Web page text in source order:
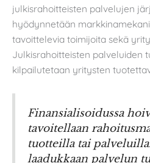
julkisrahoitteisten palvelujen
hyödynnetään
tavoittelevia toimijoita sekä
Julkisrahoitteisten palveluiden
kilpailutetaan yritysten
Finansialisoidussa
tavoitellaan
tuotteilla tai
laadukkaan palvelun